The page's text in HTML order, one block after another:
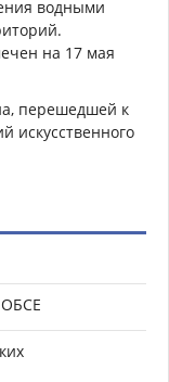
водными
на 17 мая
перешедшей к
искусственного